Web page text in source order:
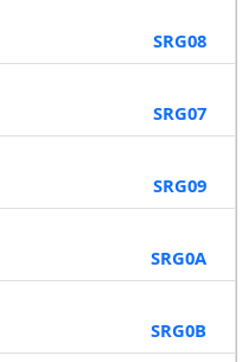
SRG08
SRG07
SRG09
SRG0A
SRG0B